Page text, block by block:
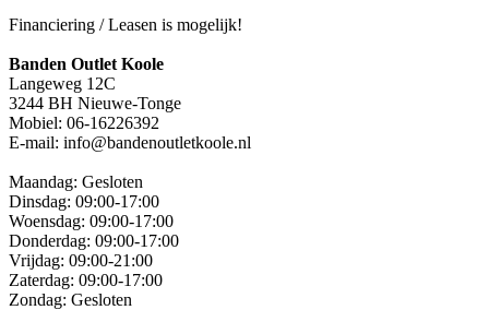
Financiering / Leasen is mogelijk!
Banden Outlet Koole
Langeweg 12C
3244 BH Nieuwe-Tonge
Mobiel: 06-16226392
E-mail: info@bandenoutletkoole.nl
Maandag: Gesloten
Dinsdag: 09:00-17:00
Woensdag: 09:00-17:00
Donderdag: 09:00-17:00
Vrijdag: 09:00-21:00
Zaterdag: 09:00-17:00
Zondag: Gesloten